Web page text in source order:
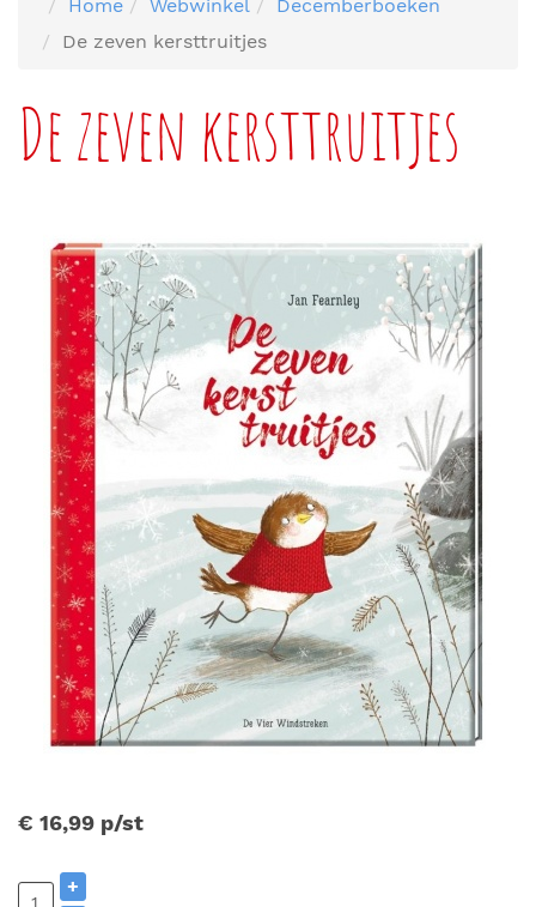
Home Webwinkel
Decemberboeken
De zeven kersttruitjes
De zeven kersttruitjes
€ 16,99 p/st
+